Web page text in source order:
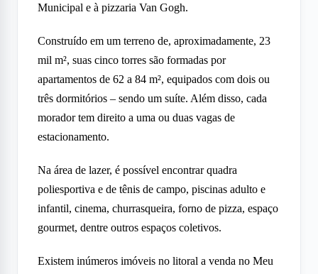
Municipal e à pizzaria Van Gogh.
Construído em um terreno de, aproximadamente, 23
mil m², suas cinco torres são formadas por
apartamentos de 62 a 84 m², equipados com dois ou
três dormitórios – sendo um suíte. Além disso, cada
morador tem direito a uma ou duas vagas de
estacionamento.
Na área de lazer, é possível encontrar quadra
poliesportiva e de tênis de campo, piscinas adulto e
infantil, cinema, churrasqueira, forno de pizza, espaço
gourmet, dentre outros espaços coletivos.
Existem inúmeros imóveis no litoral a venda no Meu